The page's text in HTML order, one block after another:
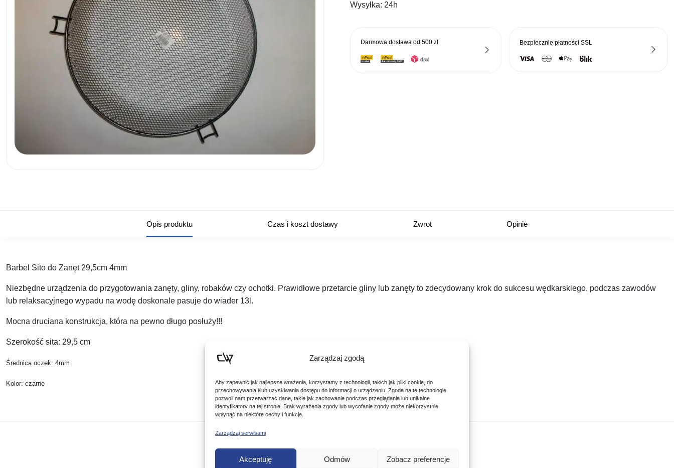
Zarządzaj zgodą
Aby zapewnić jak najlepsze wrażenia, korzystamy z technologii, takich jak pliki cookie, do
przechowywania i/lub uzyskiwania dostępu do informacji o urządzeniu. Zgoda na te technologie
pozwoli nam przetwarzać dane, takie jak zachowanie podczas przeglądania lub unikalne
identyfikatory na tej stronie. Brak wyrażenia zgody lub wycofanie zgody może niekorzystnie
wpłynąć na niektóre cechy i funkcje.
Zarządzaj serwisami
Akceptuję Odmów Zobacz preferencje
Wysyłka:24h
Darmowa dostawa od500 zł Bezpiecznie płatnościSSL
Opis produktu Czas i koszt dostawy Zwrot Opinie
Barbel Sito do Zanęt 29,5cm 4mm
Niezbędne urządzenia do przygotowania zanęty, gliny, robaków czy ochotki. Prawidłowe przetarcie gliny lub zanęty to zdecydowany krok do sukcesu wędkarskiego, podczas zawodów
lub relaksacyjnego wypadu na wodę doskonale pasuje do wiader 13l.
Mocna druciana konstrukcja, która na pewno długo posłuży!!!
Szerokość sita: 29,5 cm
Średnica oczek: 4mm
Kolor: czarne
Podobne produkty